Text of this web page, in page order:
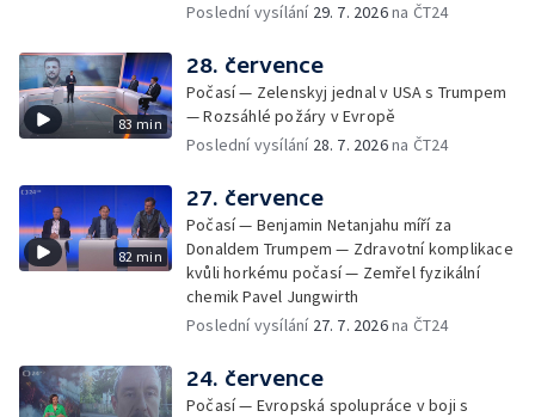
Poslední vysílání 29. 7. 2026na ČT24
83 min
28. července
Počasí — Zelenskyj jednal v USA s Trumpem
— Rozsáhlé požáry v Evropě
Poslední vysílání 28. 7. 2026na ČT24
82 min
27. července
Počasí — Benjamin Netanjahu míří za
Donaldem Trumpem — Zdravotní komplikace
kvůli horkému počasí — Zemřel fyzikální
chemik Pavel Jungwirth
Poslední vysílání 27. 7. 2026na ČT24
24. července
Počasí — Evropská spolupráce v boji s